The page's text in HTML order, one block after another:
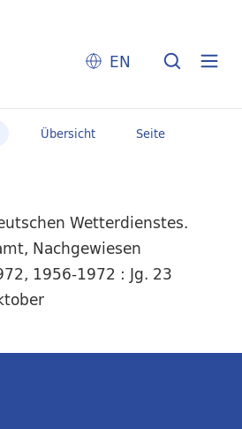
EN
Übersicht Seite
Wetterdienstes.
Nachgewiesen
1956-1972 : Jg. 23